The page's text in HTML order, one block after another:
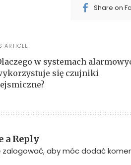
Share on
ARTICLE
w systemach
się czujniki
a Reply
zalogować, aby móc dodać